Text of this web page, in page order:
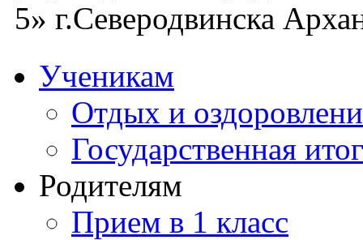
5» г.Северодвинска
Ученикам
Отдых и
Государственная
Родителям
Прием в 1 класс